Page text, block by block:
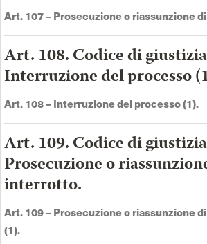
Art.107 –Prosecuzione o riassunzione
Art. 108. Codice di
Interruzione del processo
Art.108 –Interruzione del processo (1).
Art. 109. Codice di
Prosecuzione o
interrotto.
Art.109 –Prosecuzione o riassunzione
(1).